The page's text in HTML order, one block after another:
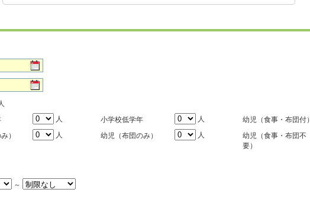
人 小学校低学年 人 幼児（食事・布団付）
）
人 幼児（布団のみ） 人
幼児（食事・布団不
要）
～